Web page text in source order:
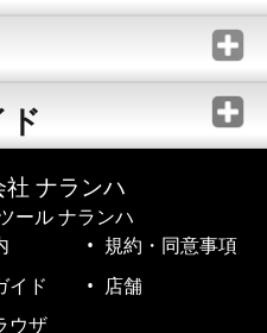
社 ナランハ
ール ナランハ
規約・同意事項
イド
店舗
ウザ